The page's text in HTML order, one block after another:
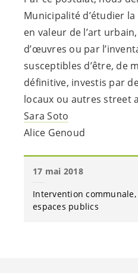
Municipalité d’étudier
en valeur de l’art
d’œuvres ou par
susceptibles d’être, de
définitive, investis par
locaux ou autres street
Sara Soto
Alice Genoud
17 mai 2018
Intervention communale
espaces publics